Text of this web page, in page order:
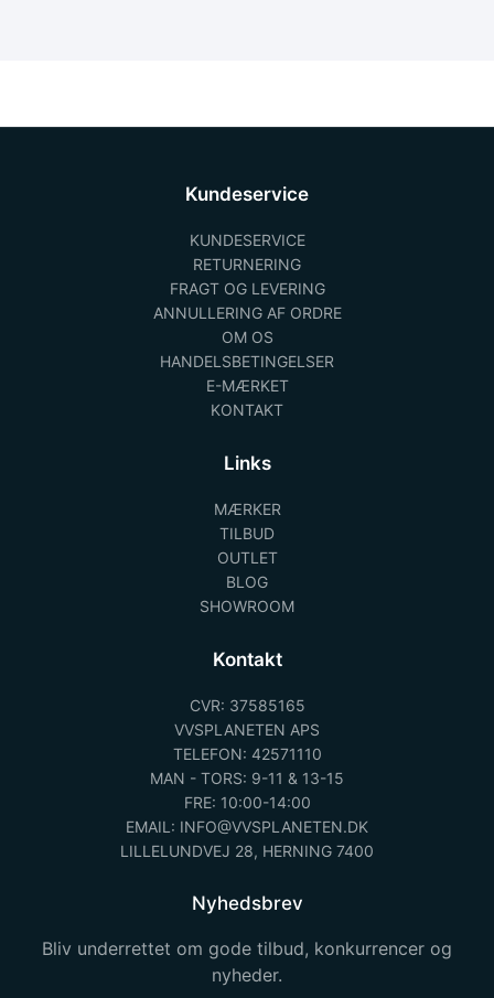
Kundeservice
KUNDESERVICE
RETURNERING
FRAGT OG LEVERING
ANNULLERING AF ORDRE
OM OS
HANDELSBETINGELSER
E-MÆRKET
KONTAKT
Links
MÆRKER
TILBUD
OUTLET
BLOG
SHOWROOM
Kontakt
CVR: 37585165
VVSPLANETEN APS
TELEFON: 42571110
MAN - TORS: 9-11 & 13-15
FRE: 10:00-14:00
EMAIL: INFO@VVSPLANETEN.DK
LILLELUNDVEJ 28, HERNING 7400
Nyhedsbrev
Bliv underrettet om gode tilbud, konkurrencer og
nyheder.